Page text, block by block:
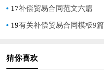
17补偿贸易合同范文六篇
19有关补偿贸易合同模板9篇
猜你喜欢